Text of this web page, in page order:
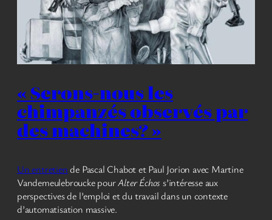
« Serons-nous les
chimpanzés observés par
des machines? »
Un entretiende Pascal Chabot et Paul Jorion avec Martine
Vandemeulebroucke pourAlter Échos s’intéresse aux
perspectives de l’emploi et du travail dans un contexte
d’automatisation massive.